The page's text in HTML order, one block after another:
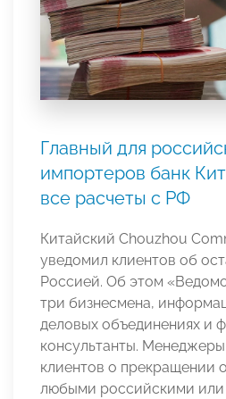
Главный для
импортеров банк
все расчеты с РФ
Китайский Chouzhou
уведомил клиентов об
Россией. Об этом
три бизнесмена,
деловых объединениях и
консультанты.
клиентов о прекращении
любыми российскими